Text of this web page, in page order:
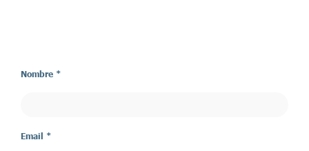
Nombre *
Email *